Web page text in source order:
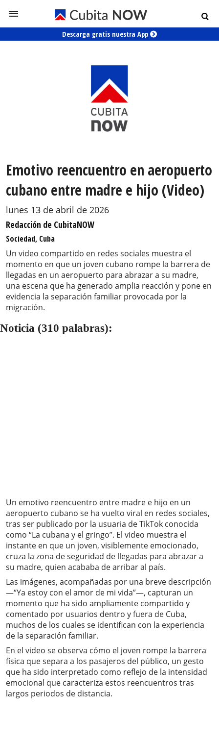
Descarga gratis nuestra App
Emotivo reencuentro en aeropuerto
cubano entre madre e hijo (Video)
lunes 13 de abril de 2026
Redacción de CubitaNOW
Sociedad, Cuba
Un video compartido en redes sociales muestra el
momento en que un joven cubano rompe la barrera de
llegadas en un aeropuerto para abrazar a su madre,
una escena que ha generado amplia reacción y pone en
evidencia la separación familiar provocada por la
migración.
Noticia (310 palabras):
Un emotivo reencuentro entre madre e hijo en un
aeropuerto cubano se ha vuelto viral en redes sociales,
tras ser publicado por la usuaria de TikTok conocida
como “La cubana y el gringo”. El video muestra el
instante en que un joven, visiblemente emocionado,
cruza la zona de seguridad de llegadas para abrazar a
su madre, quien acababa de arribar al país.
Las imágenes, acompañadas por una breve descripción
—“Ya estoy con el amor de mi vida”—, capturan un
momento que ha sido ampliamente compartido y
comentado por usuarios dentro y fuera de Cuba,
muchos de los cuales se identifican con la experiencia
de la separación familiar.
En el video se observa cómo el joven rompe la barrera
física que separa a los pasajeros del público, un gesto
que ha sido interpretado como reflejo de la intensidad
emocional que caracteriza estos reencuentros tras
largos periodos de distancia.